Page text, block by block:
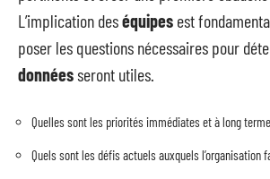
L’implication deséquipes est
poser les questions nécessaires pour
donnéesseront utiles.
Quelles sont les priorités immédiates et à long
Quels sont les défis actuels auxquels l’organisation